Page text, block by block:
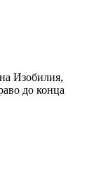
Изобилия,
до конца